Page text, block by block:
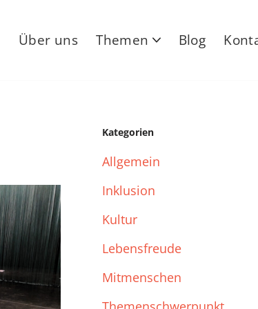
Über uns Themen Blog
Kategorien
Allgemein
Inklusion
Kultur
Lebensfreude
Mitmenschen